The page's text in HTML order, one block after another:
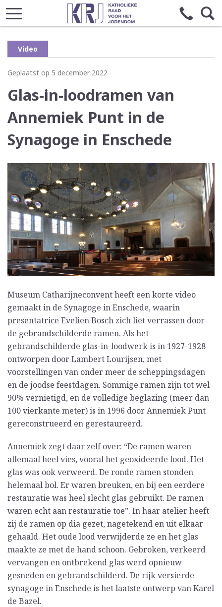
Video
Geplaatst op 5 december 2022
Glas-in-loodramen van
Annemiek Punt in de
Synagoge in Enschede
Museum Catharijneconvent heeft een korte video
gemaakt in de Synagoge in Enschede, waarin
presentatrice Evelien Bosch zich liet verrassen door
de gebrandschilderde ramen. Als het
gebrandschilderde glas-in-loodwerk is in 1927-1928
ontworpen door Lambert Lourijsen, met
voorstellingen van onder meer de scheppingsdagen
en de joodse feestdagen. Sommige ramen zijn tot wel
90% vernietigd, en de volledige beglazing (meer dan
100 vierkante meter) is in 1996 door Annemiek Punt
gereconstrueerd en gerestaureerd.
Annemiek zegt daar zelf over: “De ramen waren
allemaal heel vies, vooral het geoxideerde lood. Het
glas was ook verweerd. De ronde ramen stonden
helemaal bol. Er waren breuken, en bij een eerdere
restauratie was heel slecht glas gebruikt. De ramen
waren echt aan restauratie toe”. In haar atelier heeft
zij de ramen op dia gezet, nagetekend en uit elkaar
gehaald. Het oude lood verwijderde ze en het glas
maakte ze met de hand schoon. Gebroken, verkeerd
vervangen en ontbrekend glas werd opnieuw
gesneden en gebrandschilderd. De rijk versierde
synagoge in Enschede is het laatste ontwerp van Karel
de Bazel.